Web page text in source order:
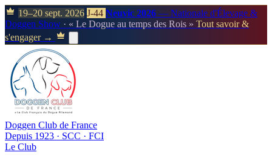
19–20 sept. 2026 J-44 Neuvic 2026 — Nationale d'Élevage &
Doggen Show · « Le Dogue au temps des Rois » Tout savoir &
s'engager →
Doggen Club de France
Depuis 1923 · SCC · FCI
Le Club